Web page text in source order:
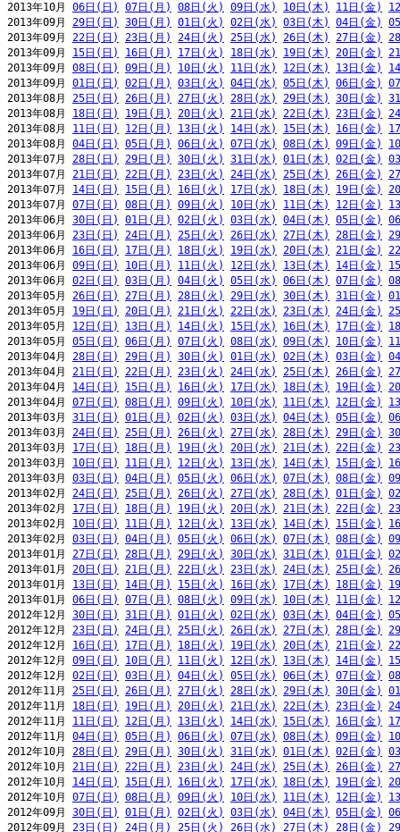
2013年10月 06日(日) 07日(月) 08日(火) 09日(水) 10日(木) 11日(金)
2013年09月 29日(日) 30日(月) 01日(火) 02日(水) 03日(木) 04日(金)
2013年09月 22日(日) 23日(月) 24日(火) 25日(水) 26日(木) 27日(金)
2013年09月 15日(日) 16日(月) 17日(火) 18日(水) 19日(木) 20日(金)
2013年09月 08日(日) 09日(月) 10日(火) 11日(水) 12日(木) 13日(金)
2013年09月 01日(日) 02日(月) 03日(火) 04日(水) 05日(木) 06日(金)
2013年08月 25日(日) 26日(月) 27日(火) 28日(水) 29日(木) 30日(金)
2013年08月 18日(日) 19日(月) 20日(火) 21日(水) 22日(木) 23日(金)
2013年08月 11日(日) 12日(月) 13日(火) 14日(水) 15日(木) 16日(金)
2013年08月 04日(日) 05日(月) 06日(火) 07日(水) 08日(木) 09日(金)
2013年07月 28日(日) 29日(月) 30日(火) 31日(水) 01日(木) 02日(金)
2013年07月 21日(日) 22日(月) 23日(火) 24日(水) 25日(木) 26日(金)
2013年07月 14日(日) 15日(月) 16日(火) 17日(水) 18日(木) 19日(金)
2013年07月 07日(日) 08日(月) 09日(火) 10日(水) 11日(木) 12日(金)
2013年06月 30日(日) 01日(月) 02日(火) 03日(水) 04日(木) 05日(金)
2013年06月 23日(日) 24日(月) 25日(火) 26日(水) 27日(木) 28日(金)
2013年06月 16日(日) 17日(月) 18日(火) 19日(水) 20日(木) 21日(金)
2013年06月 09日(日) 10日(月) 11日(火) 12日(水) 13日(木) 14日(金)
2013年06月 02日(日) 03日(月) 04日(火) 05日(水) 06日(木) 07日(金)
2013年05月 26日(日) 27日(月) 28日(火) 29日(水) 30日(木) 31日(金)
2013年05月 19日(日) 20日(月) 21日(火) 22日(水) 23日(木) 24日(金)
2013年05月 12日(日) 13日(月) 14日(火) 15日(水) 16日(木) 17日(金)
2013年05月 05日(日) 06日(月) 07日(火) 08日(水) 09日(木) 10日(金)
2013年04月 28日(日) 29日(月) 30日(火) 01日(水) 02日(木) 03日(金)
2013年04月 21日(日) 22日(月) 23日(火) 24日(水) 25日(木) 26日(金)
2013年04月 14日(日) 15日(月) 16日(火) 17日(水) 18日(木) 19日(金)
2013年04月 07日(日) 08日(月) 09日(火) 10日(水) 11日(木) 12日(金)
2013年03月 31日(日) 01日(月) 02日(火) 03日(水) 04日(木) 05日(金)
2013年03月 24日(日) 25日(月) 26日(火) 27日(水) 28日(木) 29日(金)
2013年03月 17日(日) 18日(月) 19日(火) 20日(水) 21日(木) 22日(金)
2013年03月 10日(日) 11日(月) 12日(火) 13日(水) 14日(木) 15日(金)
2013年03月 03日(日) 04日(月) 05日(火) 06日(水) 07日(木) 08日(金)
2013年02月 24日(日) 25日(月) 26日(火) 27日(水) 28日(木) 01日(金)
2013年02月 17日(日) 18日(月) 19日(火) 20日(水) 21日(木) 22日(金)
2013年02月 10日(日) 11日(月) 12日(火) 13日(水) 14日(木) 15日(金)
2013年02月 03日(日) 04日(月) 05日(火) 06日(水) 07日(木) 08日(金)
2013年01月 27日(日) 28日(月) 29日(火) 30日(水) 31日(木) 01日(金)
2013年01月 20日(日) 21日(月) 22日(火) 23日(水) 24日(木) 25日(金)
2013年01月 13日(日) 14日(月) 15日(火) 16日(水) 17日(木) 18日(金)
2013年01月 06日(日) 07日(月) 08日(火) 09日(水) 10日(木) 11日(金)
2012年12月 30日(日) 31日(月) 01日(火) 02日(水) 03日(木) 04日(金)
2012年12月 23日(日) 24日(月) 25日(火) 26日(水) 27日(木) 28日(金)
2012年12月 16日(日) 17日(月) 18日(火) 19日(水) 20日(木) 21日(金)
2012年12月 09日(日) 10日(月) 11日(火) 12日(水) 13日(木) 14日(金)
2012年12月 02日(日) 03日(月) 04日(火) 05日(水) 06日(木) 07日(金)
2012年11月 25日(日) 26日(月) 27日(火) 28日(水) 29日(木) 30日(金)
2012年11月 18日(日) 19日(月) 20日(火) 21日(水) 22日(木) 23日(金)
2012年11月 11日(日) 12日(月) 13日(火) 14日(水) 15日(木) 16日(金)
2012年11月 04日(日) 05日(月) 06日(火) 07日(水) 08日(木) 09日(金)
2012年10月 28日(日) 29日(月) 30日(火) 31日(水) 01日(木) 02日(金)
2012年10月 21日(日) 22日(月) 23日(火) 24日(水) 25日(木) 26日(金)
2012年10月 14日(日) 15日(月) 16日(火) 17日(水) 18日(木) 19日(金)
2012年10月 07日(日) 08日(月) 09日(火) 10日(水) 11日(木) 12日(金)
2012年09月 30日(日) 01日(月) 02日(火) 03日(水) 04日(木) 05日(金)
2012年09月 23日(日) 24日(月) 25日(火) 26日(水) 27日(木) 28日(金)